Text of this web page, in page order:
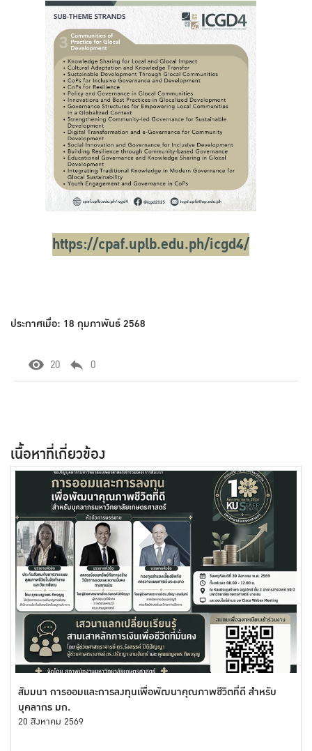
https://cpaf.uplb.edu.ph/icgd4/
ประกาศเมื่อ: 18 กุมภาพันธ์ 2568
20 0
เนื้อหาที่เกี่ยวข้อง
สัมมนา การออมและการลงทุนเพื่อพัฒนาคุณภาพชีวิตที่ดี สำหรับ
บุคลากร มก.
20 สิงหาคม 2569